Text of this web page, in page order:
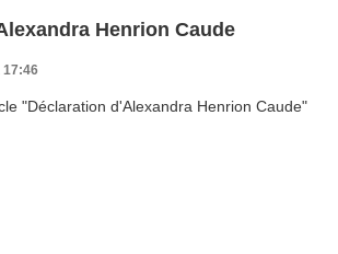
Henrion Caude
17:46